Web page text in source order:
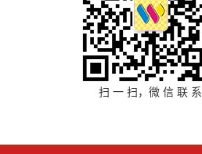
扫 一 扫，微 信 联 系